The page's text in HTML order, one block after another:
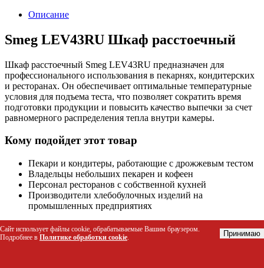
Описание
Smeg LEV43RU Шкаф расстоечный
Шкаф расстоечный Smeg LEV43RU предназначен для
профессионального использования в пекарнях, кондитерских
и ресторанах. Он обеспечивает оптимальные температурные
условия для подъема теста, что позволяет сократить время
подготовки продукции и повысить качество выпечки за счет
равномерного распределения тепла внутри камеры.
Кому подойдет этот товар
Пекари и кондитеры, работающие с дрожжевым тестом
Владельцы небольших пекарен и кофеен
Персонал ресторанов с собственной кухней
Производители хлебобулочных изделий на
промышленных предприятиях
Технические характеристики
Сайт использует файлы cookie, обрабатываемые Вашим браузером.
Подробнее в Политике обработки cookie. Принимаю